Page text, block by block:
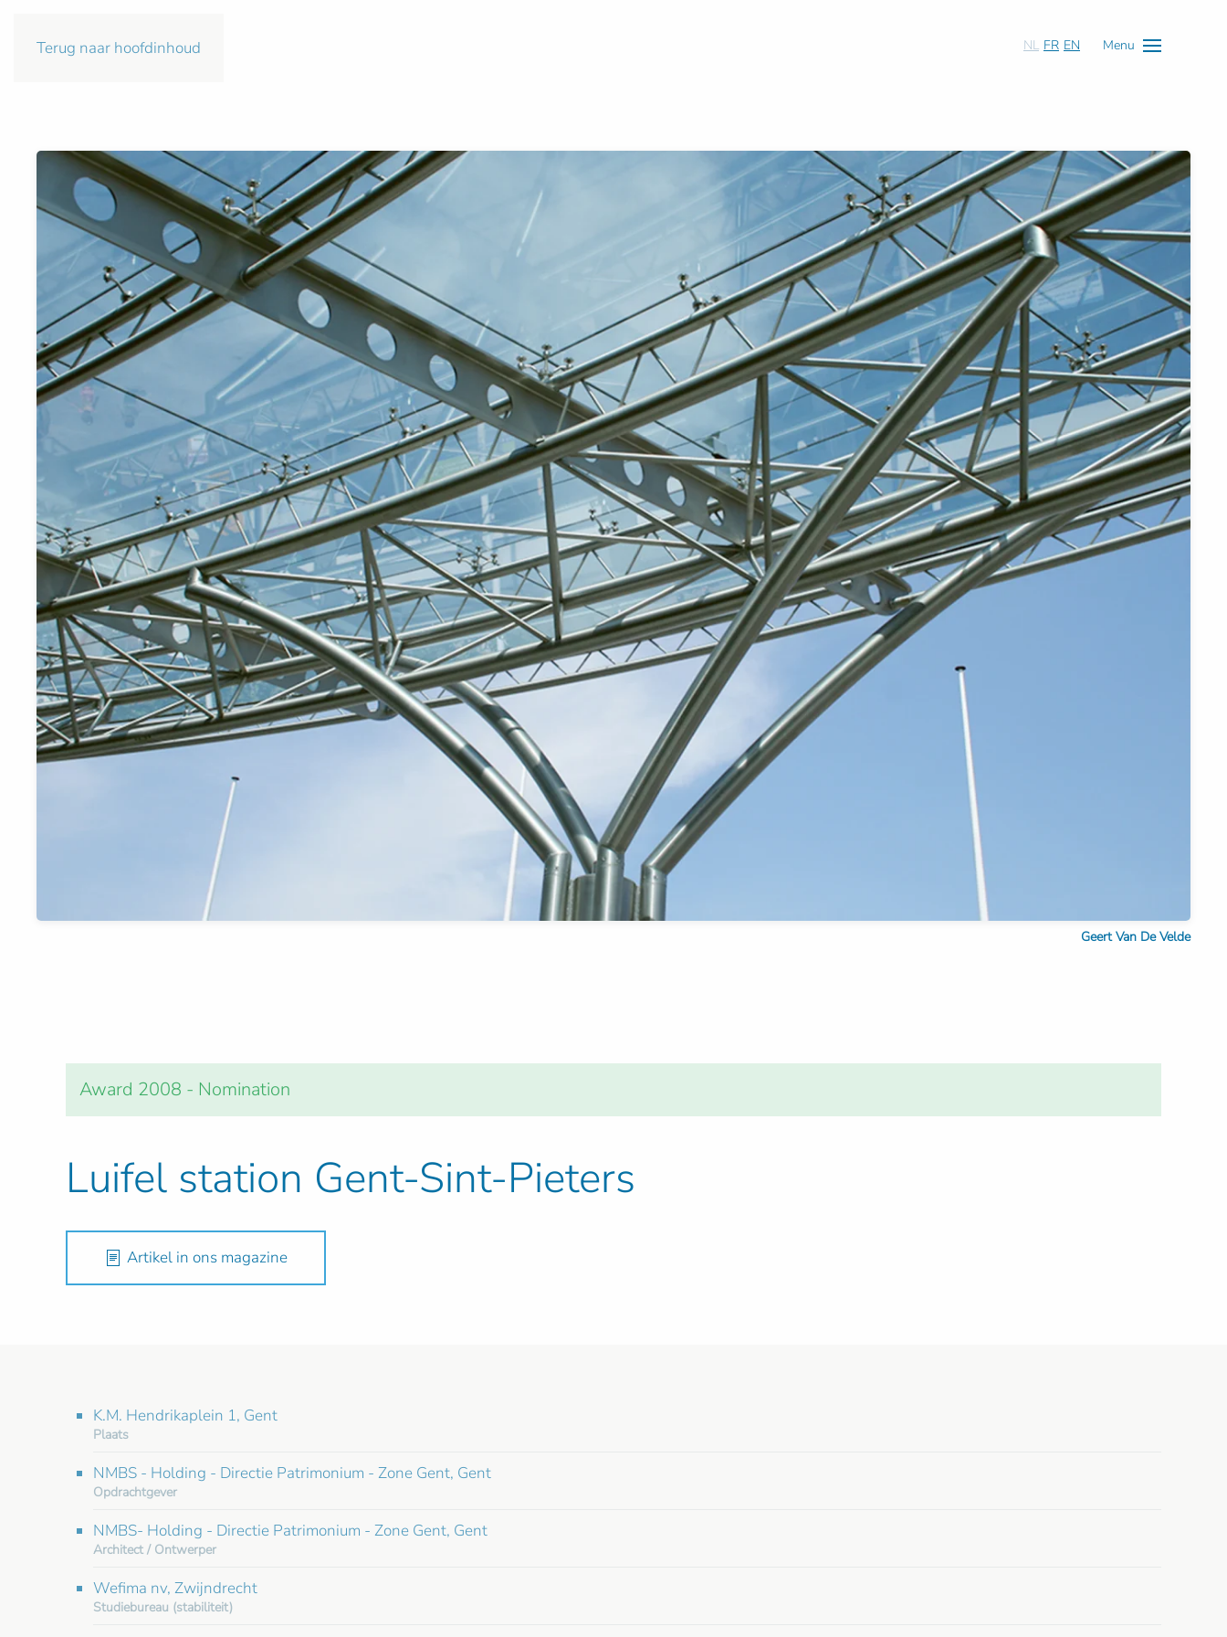
Terug naar hoofdinhoud NL FR EN Menu
Geert Van De Velde
Award 2008 - Nomination
Luifel station Gent-Sint-Pieters
Artikel in ons magazine
K.M. Hendrikaplein 1, Gent
Plaats
NMBS - Holding - Directie Patrimonium - Zone Gent, Gent
Opdrachtgever
NMBS- Holding - Directie Patrimonium - Zone Gent, Gent
Architect / Ontwerper
Wefima nv, Zwijndrecht
Studiebureau (stabiliteit)